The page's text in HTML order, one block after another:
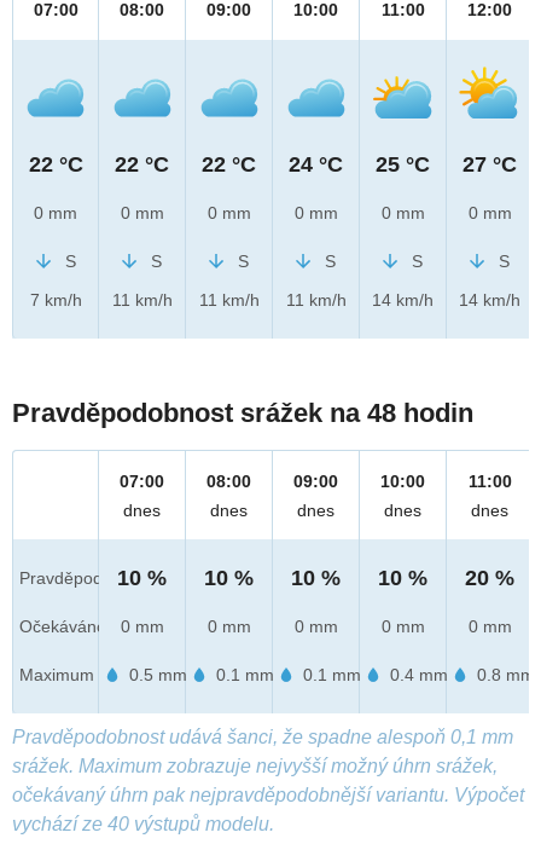
07:00
22 °C
0 mm
S
7 km/h
08:00
22 °C
0 mm
S
11 km/h
09:00
22 °C
0 mm
S
11 km/h
10:00
24 °C
0 mm
S
11 km/h
11:00
25 °C
0 mm
S
14 km/h
12:00
27 °C
0 mm
S
14 km/h
Pravděpodobnost srážek na 48 hodin
Pravděpod.
Očekáváno
Maximum
07:00
dnes
10 %
0 mm
0.5 mm
08:00
dnes
10 %
0 mm
0.1 mm
09:00
dnes
10 %
0 mm
0.1 mm
10:00
dnes
10 %
0 mm
0.4 mm
11:00
dnes
20 %
0 mm
0.8 mm
Pravděpodobnost udává šanci, že spadne alespoň 0,1 mm
srážek. Maximum zobrazuje nejvyšší možný úhrn srážek,
očekávaný úhrn pak nejpravděpodobnější variantu. Výpočet
vychází ze 40 výstupů modelu.